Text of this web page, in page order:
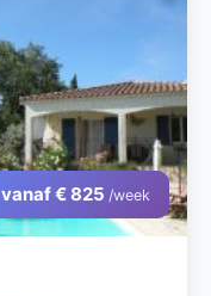
vanaf € 825 /week